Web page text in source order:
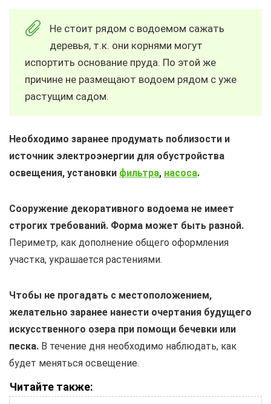
Не стоит рядом с водоемом сажать
деревья, т.к. они корнями могут
испортить основание пруда. По этой же
причине не размещают водоем рядом с уже
растущим садом.
Необходимо заранее продумать поблизости и
источник электроэнергии для обустройства
освещения, установки фильтра, насоса.
Сооружение декоративного водоема не имеет
строгих требований. Форма может быть разной.
Периметр, как дополнение общего оформления
участка, украшается растениями.
Чтобы не прогадать с местоположением,
желательно заранее нанести очертания будущего
искусственного озера при помощи бечевки или
песка. В течение дня необходимо наблюдать, как
будет меняться освещение.
Читайте также: